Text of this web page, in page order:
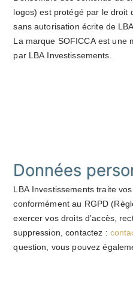
logos) est protégé par le droit
sans autorisation écrite de
La marque SOFICCA est
par LBA Investissements.
Données
LBA Investissements traite
conformément au RGPD
exercer vos droits d’accès,
suppression, contactez :
question, vous pouvez